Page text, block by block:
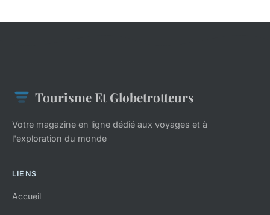
Tourisme Et Globetrotteurs
Votre magazine en ligne dédié aux voyages et à
l'exploration du monde
LIENS
Accueil